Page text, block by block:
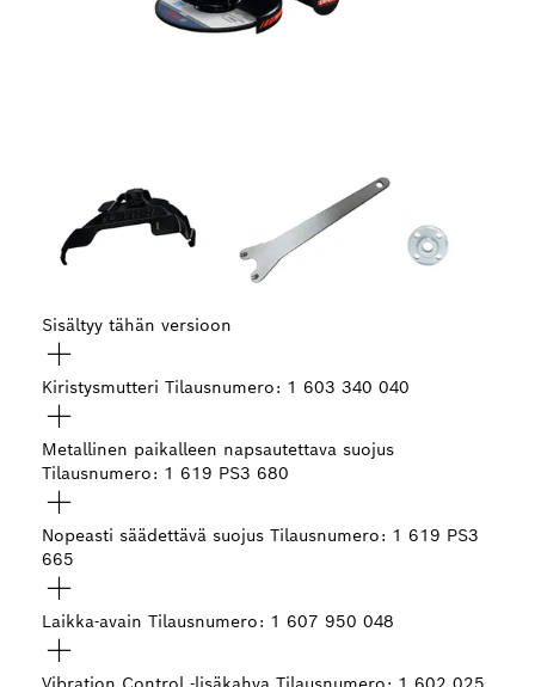
Sisältyy tähän versioon
Kiristysmutteri Tilausnumero: 1 603 340 040
Metallinen paikalleen napsautettava suojus
Tilausnumero: 1 619 PS3 680
Nopeasti säädettävä suojus Tilausnumero: 1 619 PS3
665
Laikka-avain Tilausnumero: 1 607 950 048